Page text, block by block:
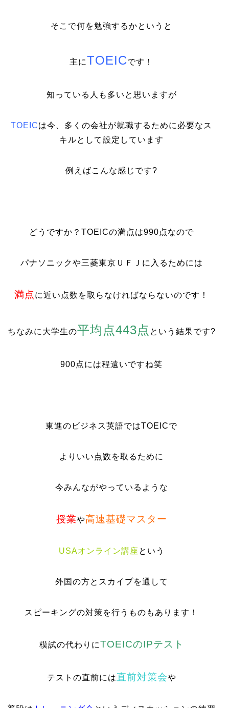
そこで何を勉強するかというと
主に TOEICです！
知っている人も多いと思いますが
TOEICは今、多くの会社が就職するために必要なス
キルとして設定しています
例えばこんな感じです?
どうですか？TOEICの満点は990点なので
パナソニックや三菱東京ＵＦＪに入るためには
満点 に近い点数を取らなければならないのです！
ちなみに大学生の平均点443点 という結果です?
900点には程遠いですね笑
東進のビジネス英語ではTOEICで
よりいい点数を取るために
今みんながやっているような
授業や高速基礎マスター
USAオンライン講座 という
外国の方とスカイプを通して
スピーキングの対策を行うものもあります！
模試の代わりにTOEICのIPテスト
テストの直前には直前対策会や